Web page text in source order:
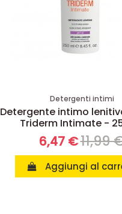
Detergenti intimi
Detergente intimo
Triderm Intimate -
6,47 €11,99
Aggiungi al